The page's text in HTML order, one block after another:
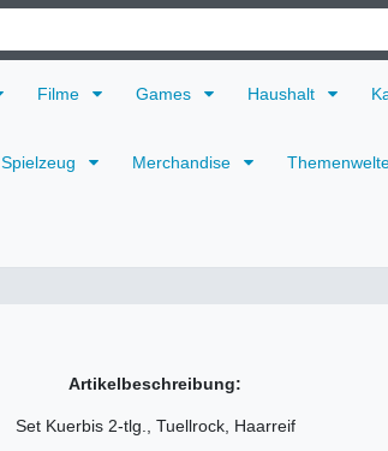
Filme Games Haushalt
Spielzeug Merchandise
Artikelbeschreibung:
Set Kuerbis 2-tlg., Tuellrock, Haarreif